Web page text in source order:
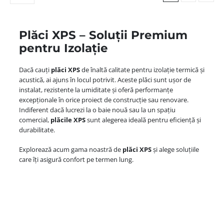
Plăci XPS – Soluții Premium
pentru Izolație
Dacă cauți plăci XPSde înaltă calitate pentru izolație termică și
acustică, ai ajuns în locul potrivit. Aceste plăci sunt ușor de
instalat, rezistente la umiditate și oferă performanțe
excepționale în orice proiect de construcție sau renovare.
Indiferent dacă lucrezi la o baie nouă sau la un spațiu
comercial, plăcile XPSsunt alegerea ideală pentru eficiență și
durabilitate.
Explorează acum gama noastră de plăci XPSși alege soluțiile
care îți asigură confort pe termen lung.